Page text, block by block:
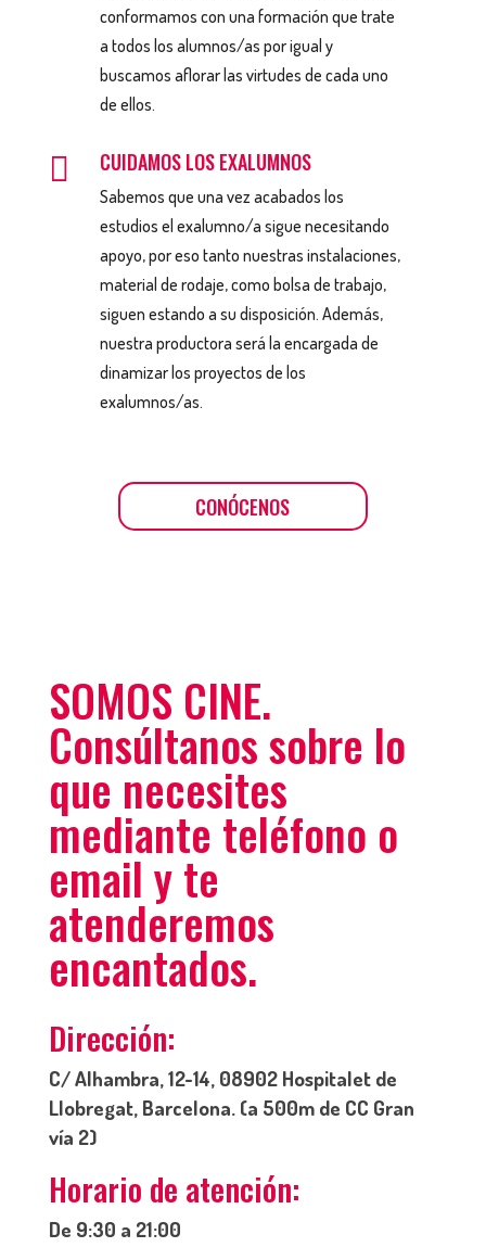
conformamos con una formación que trate
a todos los alumnos/as por igual y
buscamos aflorar las virtudes de cada uno
de ellos.
 CUIDAMOS LOS EXALUMNOS
Sabemos que una vez acabados los
estudios el exalumno/a sigue necesitando
apoyo, por eso tanto nuestras instalaciones,
material de rodaje, como bolsa de trabajo,
siguen estando a su disposición. Además,
nuestra productora será la encargada de
dinamizar los proyectos de los
exalumnos/as.
CONÓCENOS
SOMOS CINE.
Consúltanos sobre lo
que necesites
mediante teléfono o
email y te
atenderemos
encantados.
Dirección:
C/ Alhambra, 12-14, 08902 Hospitalet de
Llobregat, Barcelona. (a 500m de CC Gran
vía 2)
Horario de atención:
De 9:30 a 21:00